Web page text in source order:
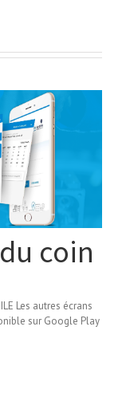
coin
Les autres écrans
sur Google Play